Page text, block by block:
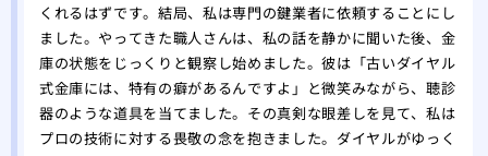
くれるはずです。結局、私は専門の鍵業者に依頼することにし
ました。やってきた職人さんは、私の話を静かに聞いた後、金
庫の状態をじっくりと観察し始めました。彼は「古いダイヤル
式金庫には、特有の癖があるんですよ」と微笑みながら、聴診
器のような道具を当てました。その真剣な眼差しを見て、私は
プロの技術に対する畏敬の念を抱きました。ダイヤルがゆっく